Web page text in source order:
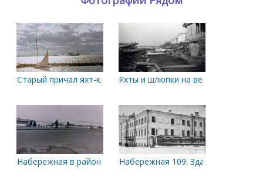
Старый причал яхт-клуба Яхты и шлюпки на веранде яхт-
Набережная в районе яхт-клубаНабережная 109. Здание